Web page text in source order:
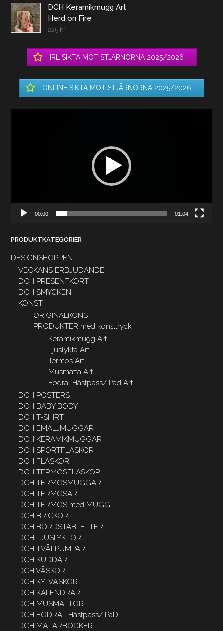
DCH Keramikmugg Art
Herd on Fire
225 kr
IRL SIKTA MOT STJÄRNORNA 2025/2026
ONLINE SIKTA MOT STJÄRNORNA 2025/2026
00:00 01:04
PRODUKTKATEGORIER
DESIGNSHOPPEN
VECKANS ERBJUDANDE
DCH PRESENTKORT
DCH SMYCKEN
KONST
ORIGINALKONST
PRODUKTER med konsttryck
Keramikmugg Art
Ljuslykta Art
Termos Art
Musmatta Art
Fodral Hästpass/iPad Art
DCH POSTERS
DCH BABY BODY
DCH T-SHIRT
DCH EMALJMUGGAR
DCH KERAMIKMUGGAR
DCH SPORTFLASKOR
DCH FLASKOR
DCH TERMOSFLASKOR
DCH TERMOSMUGGAR
DCH TERMOSAR
DCH TERMOS med MUGG
DCH BRICKOR
DCH BORDSTABLETTER
DCH LJUSLYKTOR
DCH TVÅLPUMPAR
DCH KUDDAR
DCH VÄSKOR
DCH KYLVÄSKOR
DCH KALENDRAR
DCH MUSMATTOR
DCH FODRAL Hästpass/iPaD
DCH MÅLARBÖCKER